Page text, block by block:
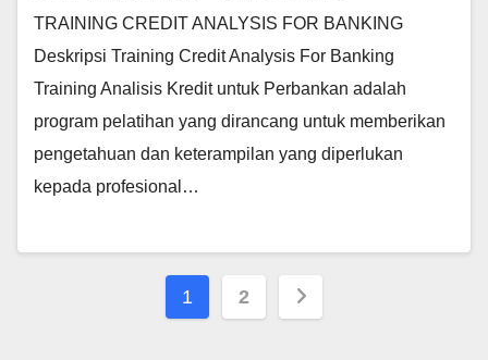
TRAINING CREDIT ANALYSIS FOR BANKING
Deskripsi Training Credit Analysis For Banking
Training Analisis Kredit untuk Perbankan adalah
program pelatihan yang dirancang untuk memberikan
pengetahuan dan keterampilan yang diperlukan
kepada profesional…
Posts
1 2